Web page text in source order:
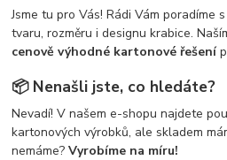
Jsme tu pro Vás! Rádi Vám poradíme
tvaru, rozměru i designu krabice.
cenově výhodné kartonové řešení
📦 Nenašli jste, co hledáte?
Nevadí! V našem e-shopu najdete
kartonových výrobků, ale skladem
nemáme?Vyrobíme na míru!